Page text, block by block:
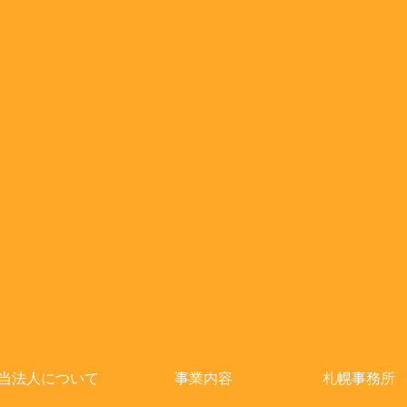
法人について 事業内容 札幌事務所